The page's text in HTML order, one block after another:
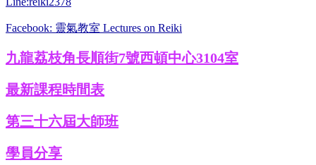
Facebook: 靈氣教室 Lectures on Reiki
九龍荔枝角長順街7號西頓中心3104室
最新課程時間表
第三十六屆大師班
學員分享